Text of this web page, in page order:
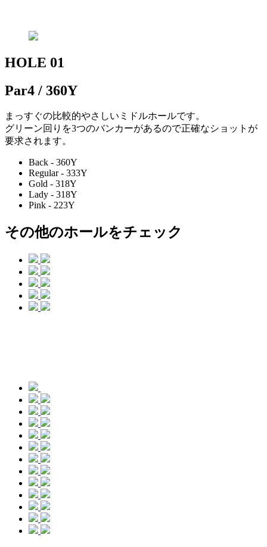
HOLE 01
Par4 / 360Y
まっすぐの比較的やさしいミドルホールです。
グリーン回りを3つのバンカーがあるので正確なショットが
要求されます。
Back - 360Y
Regular - 333Y
Gold - 318Y
Lady - 318Y
Pink - 223Y
その他のホールをチェック